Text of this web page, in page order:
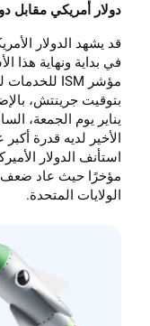
دولار أمريكي مقابل
قد يشهد الدولار
في بداية ونهاية هذا
بتوقيت جرينتش،
الأخير لديه قدرة
استأنف الدولار
مؤخرًا حيث عاد ضعف
الولايات المتحدة.